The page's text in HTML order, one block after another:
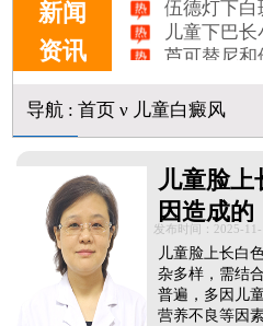
新闻
资讯
儿童下巴长
芦可替尼和
皮肤ct检测
白癜风长期
伍德灯结果显
白癜风用芦可
导航: 首页ν 儿童白癜风
儿童脸
因造成的
发布时间：2025-11-
儿童脸上长白
杂多样，需结
普遍，多因儿
营养不良等因